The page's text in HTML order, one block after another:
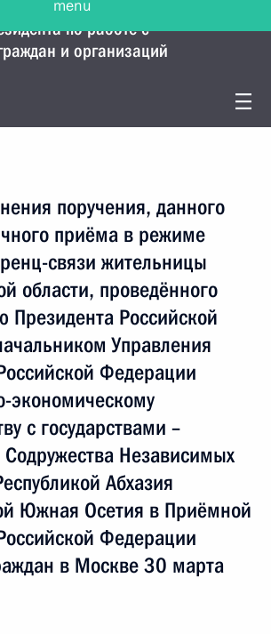
по работе с
и организаций
поручения, данного
приёма в режиме
связи жительницы
области, проведённого
Президента Российской
Управления
Федерации
экономическому
с государствами –
Содружества Независимых
Абхазия
Южная Осетия в Приёмной
Федерации
в Москве 30 марта